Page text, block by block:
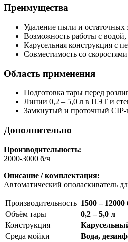
Преимущества
Удаление пыли и остаточных
Возможность работы с
Карусельная конструкция с
Совместимость со
Область применения
Подготовка тары перед
Линии 0,2 – 5,0 л в ПЭТ и
Замкнутый и проточный
Дополнительно
Производительность:
2000-3000 б/ч
Описание / комплектация:
Автоматический ополаскиватель
Производительность 1500 – 12000
Объём тары
0,2 – 5,0 л
Конструкция
Среда мойки
Вода,